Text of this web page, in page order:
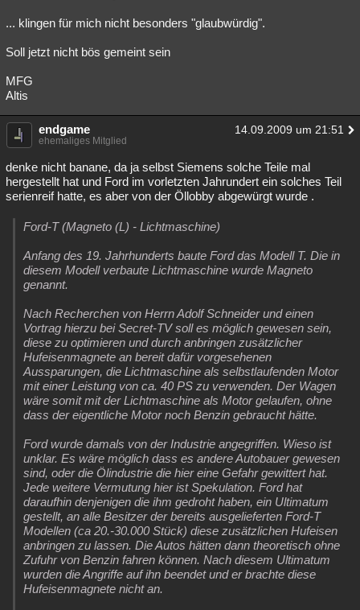
... klingen für mich nicht besonders "glaubwürdig".
Soll jetzt nicht bös gemeint sein
MFG
Altis
endgame 14.09.2009 um 21:51
ehemaliges Mitglied
denke nicht banane, da ja selbst Siemens solche Teile mal
hergestellt hat und Ford im vorletzten Jahrundert ein solches Teil
serienreif hatte, es aber von der Öllobby abgewürgt wurde .
Ford-T (Magneto (L) - Lichtmaschine)
Anfang des 19. Jahrhunderts baute Ford das Modell T. Die in
diesem Modell verbaute Lichtmaschine wurde Magneto
genannt.
Nach Recherchen von Herrn Adolf Schneider und einen
Vortrag hierzu bei Secret-TV soll es möglich gewesen sein,
diese zu optimieren und durch anbringen zusätzlicher
Hufeisenmagnete an bereit dafür vorgesehenen
Aussparungen, die Lichtmaschine als selbstlaufenden Motor
mit einer Leistung von ca. 40 PS zu verwenden. Der Wagen
wäre somit mit der Lichtmaschine als Motor gelaufen, ohne
dass der eigentliche Motor noch Benzin gebraucht hätte.
Ford wurde damals von der Industrie angegriffen. Wieso ist
unklar. Es wäre möglich dass es andere Autobauer gewesen
sind, oder die Ölindustrie die hier eine Gefahr gewittert hat.
Jede weitere Vermutung hier ist Spekulation. Ford hat
daraufhin denjenigen die ihm gedroht haben, ein Ultimatum
gestellt, an alle Besitzer der bereits ausgelieferten Ford-T
Modellen (ca 20.-30.000 Stück) diese zusätzlichen Hufeisen
anbringen zu lassen. Die Autos hätten dann theoretisch ohne
Zufuhr von Benzin fahren können. Nach diesem Ultimatum
wurden die Angriffe auf ihn beendet und er brachte diese
Hufeisenmagnete nicht an.